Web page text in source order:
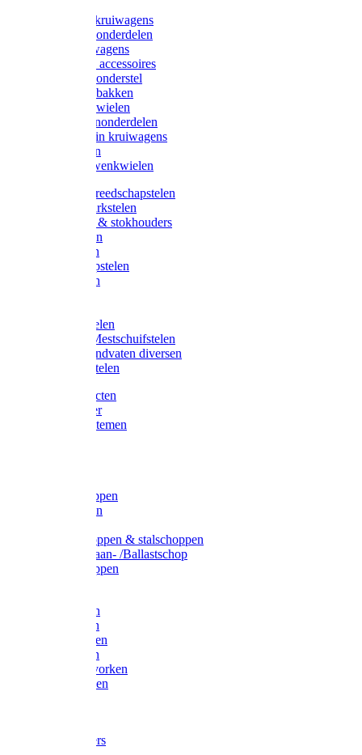
Landbouwkruiwagens
Kruiwagenonderdelen
Bouwkruiwagens
Kruiwagen accessoires
Kruiwagenonderstel
Kruiwagenbakken
Kruiwagenwielen
Steekwagenonderdelen
Huis en Tuin kruiwagens
Steekwagen
Bok- en Zwenkwielen
Overige gereedschapstelen
Bezem-/Harkstelen
Handvaten & stokhouders
Hamerstelen
Spadestelen
Graanschopstelen
Schopstelen
Gardena stelen
Sneeuw- /Mestschuifstelen
Stelen / Handvaten diversen
Telescoopstelen
Tuin producten
Fruitplukker
Ophangsystemen
Betonschoppen
Schepbatsen
Ballastschoppen & stalschoppen
Slijtsrip Graan- /Ballastschop
Graanschoppen
Hooivorken
Mestvorken
Bietenvorken
Maisvorken
Aardappelvorken
Vijgenvorken
Tuinkrabbers